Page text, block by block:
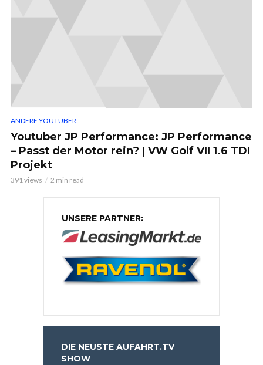
ANDERE YOUTUBER
Youtuber JP Performance: JP Performance
– Passt der Motor rein? | VW Golf VII 1.6 TDI
Projekt
391 views 2 min read
UNSERE PARTNER:
DIE NEUSTE AUFAHRT.TV
SHOW